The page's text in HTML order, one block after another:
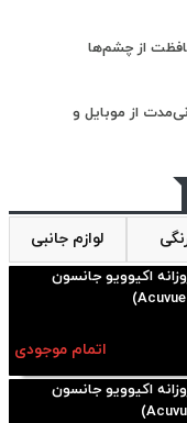
از چشم‌ها
از موبایل و
لوازم جانبی
اکیوویو جانسون
اتمام موجودی
اکیوویو جانسون